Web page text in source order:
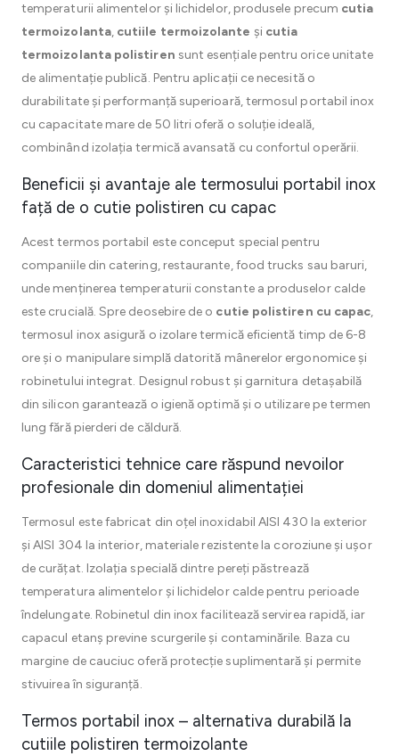
temperaturii alimentelor și lichidelor, produsele precum cutia
termoizolanta, cutiile termoizolante și cutia
termoizolanta polistiren sunt esențiale pentru orice unitate
de alimentație publică. Pentru aplicații ce necesită o
durabilitate și performanță superioară, termosul portabil inox
cu capacitate mare de 50 litri oferă o soluție ideală,
combinând izolația termică avansată cu confortul operării.
Beneficii și avantaje ale termosului portabil inox
față de o cutie polistiren cu capac
Acest termos portabil este conceput special pentru
companiile din catering, restaurante, food trucks sau baruri,
unde menținerea temperaturii constante a produselor calde
este crucială. Spre deosebire de o cutie polistiren cu capac,
termosul inox asigură o izolare termică eficientă timp de 6-8
ore și o manipulare simplă datorită mânerelor ergonomice și
robinetului integrat. Designul robust și garnitura detașabilă
din silicon garantează o igienă optimă și o utilizare pe termen
lung fără pierderi de căldură.
Caracteristici tehnice care răspund nevoilor
profesionale din domeniul alimentației
Termosul este fabricat din oțel inoxidabil AISI 430 la exterior
și AISI 304 la interior, materiale rezistente la coroziune și ușor
de curățat. Izolația specială dintre pereți păstrează
temperatura alimentelor și lichidelor calde pentru perioade
îndelungate. Robinetul din inox facilitează servirea rapidă, iar
capacul etanș previne scurgerile și contaminările. Baza cu
margine de cauciuc oferă protecție suplimentară și permite
stivuirea în siguranță.
Termos portabil inox – alternativa durabilă la
cutiile polistiren termoizolante